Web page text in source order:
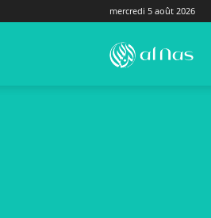
mercredi 5 août 2026